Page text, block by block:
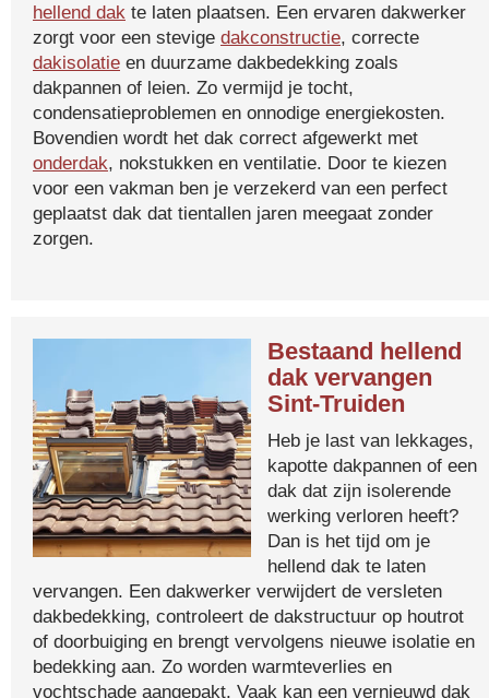
hellend dak te laten plaatsen. Een ervaren dakwerker
zorgt voor een stevige dakconstructie, correcte
dakisolatie en duurzame dakbedekking zoals
dakpannen of leien. Zo vermijd je tocht,
condensatieproblemen en onnodige energiekosten.
Bovendien wordt het dak correct afgewerkt met
onderdak, nokstukken en ventilatie. Door te kiezen
voor een vakman ben je verzekerd van een perfect
geplaatst dak dat tientallen jaren meegaat zonder
zorgen.
Bestaand hellend
dak vervangen
Sint-Truiden
Heb je last van lekkages,
kapotte dakpannen of een
dak dat zijn isolerende
werking verloren heeft?
Dan is het tijd om je
hellend dak te laten
vervangen. Een dakwerker verwijdert de versleten
dakbedekking, controleert de dakstructuur op houtrot
of doorbuiging en brengt vervolgens nieuwe isolatie en
bedekking aan. Zo worden warmteverlies en
vochtschade aangepakt. Vaak kan een vernieuwd dak